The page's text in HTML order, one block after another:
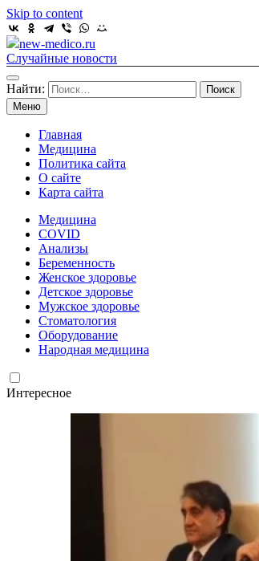
Skip to content
new-medico.ru
Случайные новости
Найти:
Меню
Главная
Медицина
Политика сайта
О сайте
Карта сайта
Медицина
COVID
Анализы
Беременность
Женское здоровье
Детское здоровье
Мужское здоровье
Стоматология
Оборудование
Народная медицина
Интересное